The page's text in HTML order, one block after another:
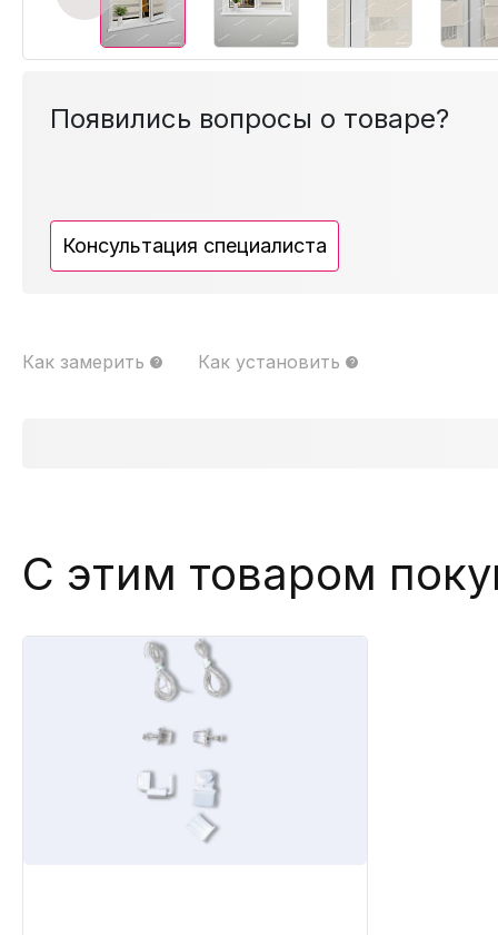
Появились вопросы о товаре?
Консультация специалиста
Как замерить Как установить
С этим товаром